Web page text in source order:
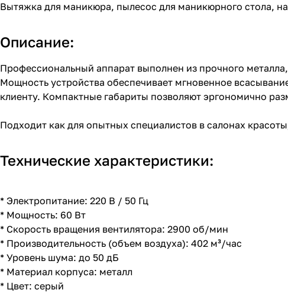
Вытяжка для маникюра, пылесос для маникюрного стола,
Описание:
Профессиональный аппарат выполнен из прочного
Мощность устройства обеспечивает мгновенное
клиенту. Компактные габариты позволяют эргономично
Подходит как для опытных специалистов в салонах
Технические характеристики:
* Электропитание: 220 В / 50 Гц
* Мощность: 60 Вт
* Скорость вращения вентилятора: 2900 об/мин
* Производительность (объем воздуха): 402 м³/час
* Уровень шума: до 50 дБ
* Материал корпуса: металл
* Цвет: серый